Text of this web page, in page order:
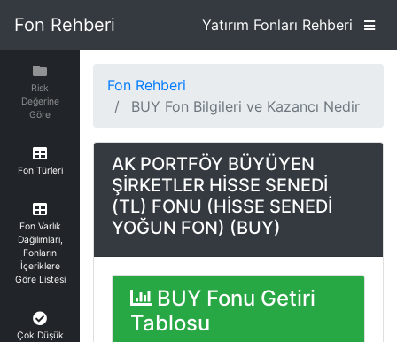
Fon Rehberi Yatırım Fonları Rehberi
Risk
Değerine
Göre
Fon Türleri
Fon Varlık
Dağılımları,
Fonların
İçeriklere
Göre Listesi
Çok Düşük
Fon Rehberi
BUY Fon Bilgileri ve Kazancı Nedir
AK PORTFÖY BÜYÜYEN
ŞİRKETLER HİSSE SENEDİ
(TL) FONU (HİSSE SENEDİ
YOĞUN FON) (BUY)
BUY Fonu Getiri
Tablosu